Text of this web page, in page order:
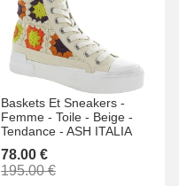
Baskets Et Sneakers -
Femme - Toile - Beige -
Tendance - ASH ITALIA
78.00 €
195.00 €